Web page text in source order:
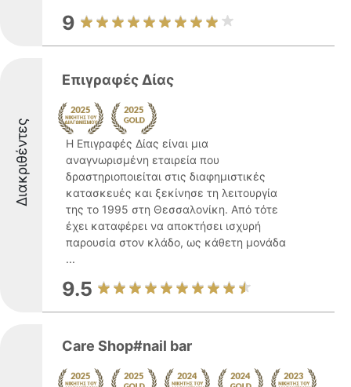
9
Διακριθέντες
Επιγραφές Δίας
Η Επιγραφές Δίας είναι μια
αναγνωρισμένη εταιρεία που
δραστηριοποιείται στις διαφημιστικές
κατασκευές και ξεκίνησε τη λειτουργία
της το 1995 στη Θεσσαλονίκη. Από τότε
έχει καταφέρει να αποκτήσει ισχυρή
παρουσία στον κλάδο, ως κάθετη μονάδα
...
9.5
Care Shop#nail bar